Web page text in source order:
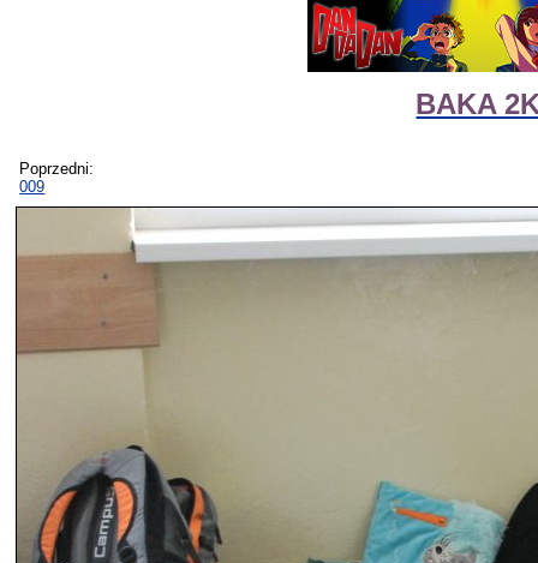
BAKA
Poprzedni:
009